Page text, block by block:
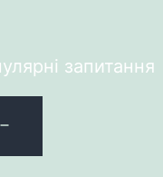
запитання